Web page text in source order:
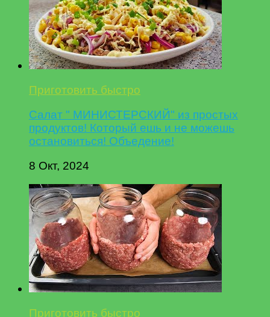
Приготовить быстро
Салат " МИНИСТЕРСКИЙ" из простых
продуктов! Который ешь и не можешь
остановиться! Объедение!
8 Окт, 2024
Приготовить быстро